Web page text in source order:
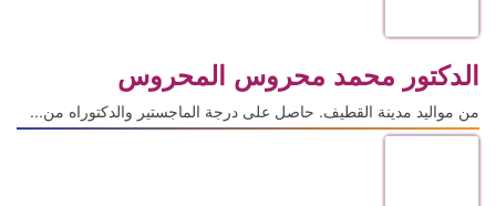
الدكتور محمد محروس المحروس
من مواليد مدينة القطيف. حاصل على درجة الماجستير والدكتوراه من...